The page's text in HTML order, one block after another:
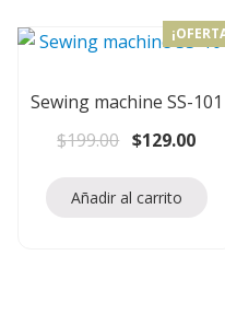
Sewing machine SS-101
$199.00 El precio
$129.00El
Añadir al carrito